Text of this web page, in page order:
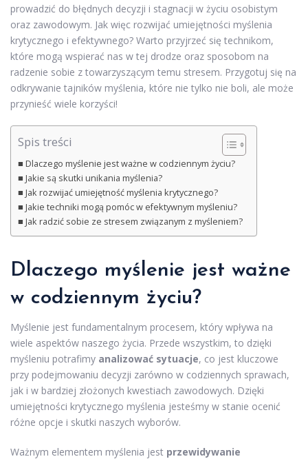
prowadzić do błędnych decyzji i stagnacji w życiu osobistym
oraz zawodowym. Jak więc rozwijać umiejętności myślenia
krytycznego i efektywnego? Warto przyjrzeć się technikom,
które mogą wspierać nas w tej drodze oraz sposobom na
radzenie sobie z towarzyszącym temu stresem. Przygotuj się na
odkrywanie tajników myślenia, które nie tylko nie boli, ale może
przynieść wiele korzyści!
Spis treści
Dlaczego myślenie jest ważne w codziennym życiu?
Jakie są skutki unikania myślenia?
Jak rozwijać umiejętność myślenia krytycznego?
Jakie techniki mogą pomóc w efektywnym myśleniu?
Jak radzić sobie ze stresem związanym z myśleniem?
Dlaczego myślenie jest ważne
w codziennym życiu?
Myślenie jest fundamentalnym procesem, który wpływa na
wiele aspektów naszego życia. Przede wszystkim, to dzięki
myśleniu potrafimy analizować sytuacje, co jest kluczowe
przy podejmowaniu decyzji zarówno w codziennych sprawach,
jak i w bardziej złożonych kwestiach zawodowych. Dzięki
umiejętności krytycznego myślenia jesteśmy w stanie ocenić
różne opcje i skutki naszych wyborów.
Ważnym elementem myślenia jest przewidywanie